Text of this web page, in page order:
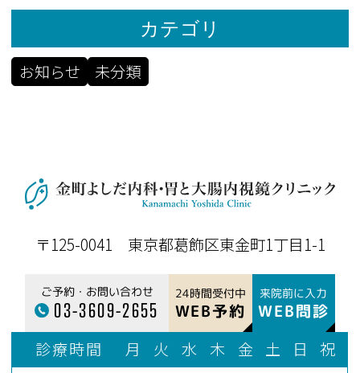
カテゴリ
お知らせ 未分類
〒125-0041 東京都葛飾区東金町1丁目1-1
ご予約・お問い合わせ
03-3609-2655
24時間受付中
WEB予約
来院前に入力
WEB問診
診療時間 月 火 水 木 金 土 日 祝